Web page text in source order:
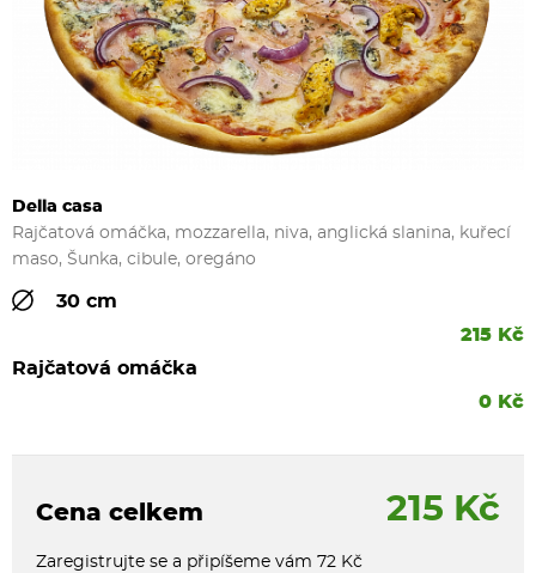
Della casa
Rajčatová omáčka, mozzarella, niva, anglická slanina, kuřecí
maso, Šunka, cibule, oregáno
30 cm
215 Kč
Rajčatová omáčka
0 Kč
Cena celkem 215 Kč
Zaregistrujte se a připíšeme vám 72 Kč